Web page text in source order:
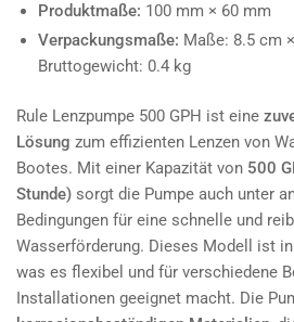
Produktmaße: 100 mm × 60 mm
Verpackungsmaße: Maße: 8.5 cm
Bruttogewicht: 0.4 kg
Rule Lenzpumpe 500 GPH ist eine
Lösung zum effizienten Lenzen von
Bootes. Mit einer Kapazität von 500
Stunde) sorgt die Pumpe auch unter
Bedingungen für eine schnelle und
Wasserförderung. Dieses Modell ist in
was es flexibel und für verschiedene
Installationen geeignet macht. Die